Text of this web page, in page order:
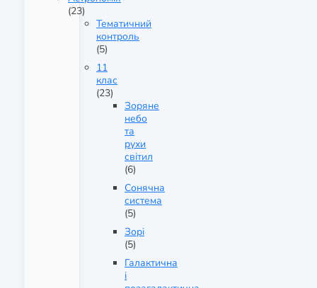
(23)
Тематичний
контроль
(5)
11
клас
(23)
Зоряне
небо
та
рухи
світил
(6)
Сонячна
система
(5)
Зорі
(5)
Галактична
і